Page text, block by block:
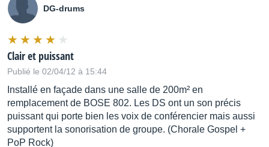
DG-drums
Clair et puissant
Publié le 02/04/12 à 15:44
Installé en façade dans une salle de 200m² en
remplacement de BOSE 802. Les DS ont un son précis
puissant qui porte bien les voix de conférencier mais aussi
supportent la sonorisation de groupe. (Chorale Gospel +
PoP Rock)